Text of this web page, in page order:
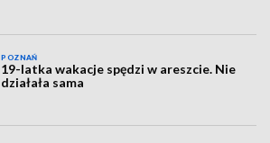
POZNAŃ
19-latka wakacje spędzi w areszcie. Nie
działała sama